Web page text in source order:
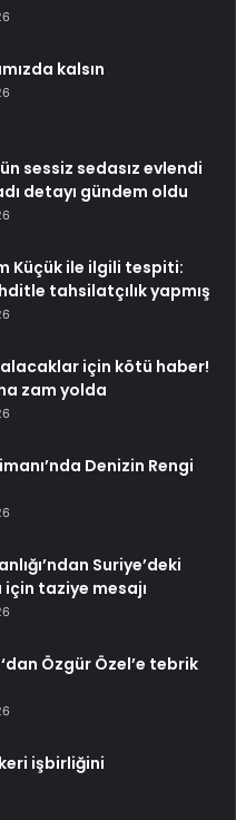
kalsın
sessiz sedasız evlendi
detayı gündem oldu
Küçük ile ilgili tespiti:
tahsilatçılık yapmış
için kötü haber!
zam yolda
Denizin Rengi
Suriye’deki
taziye mesajı
Özgür Özel’e tebrik
işbirliğini